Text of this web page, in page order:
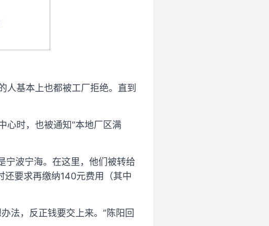
人基本上也都被工厂拒绝。直到
心时，也被通知“本地厂区满
宁波宁海。在这里，他们被转给
还要求再缴纳140元费用（其中
法，反正钱要交上来。”陈阳回